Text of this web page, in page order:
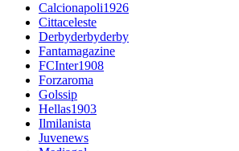
Calcionapoli1926
Cittaceleste
Derbyderbyderby
Fantamagazine
FCInter1908
Forzaroma
Golssip
Hellas1903
Ilmilanista
Juvenews